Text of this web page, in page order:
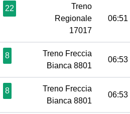
22
Treno
Regionale
17017
06:51
8
Treno Freccia
Bianca 8801
06:53
8
Treno Freccia
Bianca 8801
06:53